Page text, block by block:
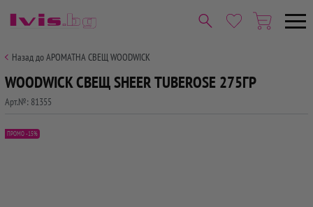
Назад до АРОМАТНА СВЕЩ WOODWICK
WOODWICK СВЕЩ SHEER TUBEROSE 275ГР
Арт.№: 81355
ПРОМО -15%